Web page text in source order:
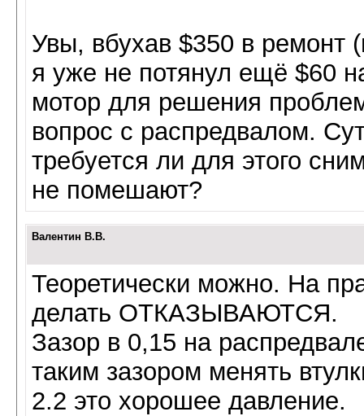
Увы, вбухав $350 в ремонт
я уже не потянул ещё $60
мотор для решения
вопрос с распредвалом.
требуется ли для этого
не помешают?
Валентин В.В.
Теоретически можно. На
делать ОТКАЗЫВАЮТСЯ.
Зазор в 0,15 на
таким зазором менять
2.2 это хорошее давление.